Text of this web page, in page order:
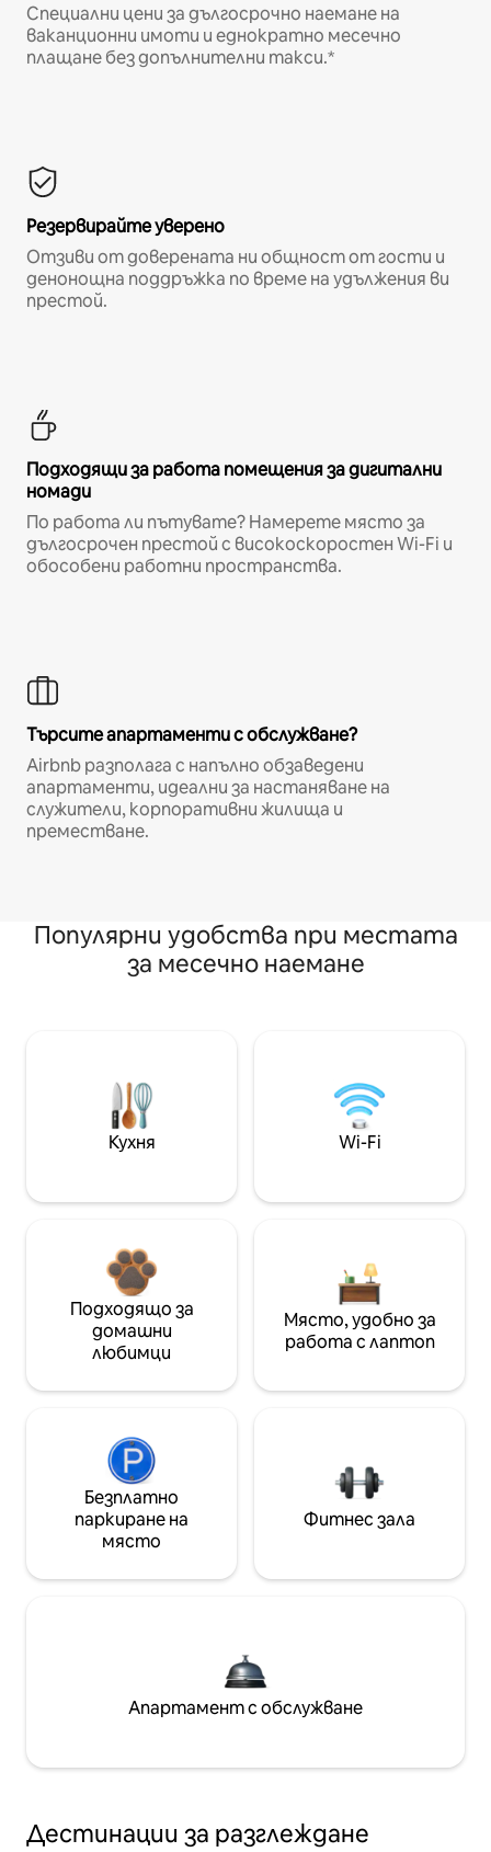
Специални цени за дългосрочно наемане на
ваканционни имоти и еднократно месечно
плащане без допълнителни такси.*
Резервирайте уверено
Отзиви от доверената ни общност от гости и
денонощна поддръжка по време на удължения ви
престой.
Подходящи за работа помещения за дигитални
номади
По работа ли пътувате? Намерете място за
дългосрочен престой с високоскоростен Wi-Fi и
обособени работни пространства.
Търсите апартаменти с обслужване?
Airbnb разполага с напълно обзаведени
апартаменти, идеални за настаняване на
служители, корпоративни жилища и
преместване.
Популярни удобства при местата
за месечно наемане
Кухня Wi-Fi
Подходящо за
домашни
любимци
Място, удобно за
работа с лаптоп
Безплатно
паркиране на
място
Фитнес зала
Апартамент с обслужване
Дестинации за разглеждане